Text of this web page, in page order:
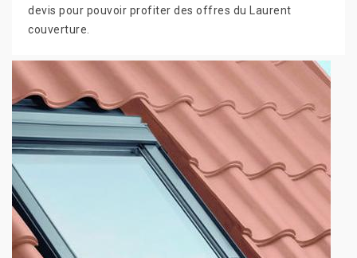
devis pour pouvoir profiter des offres du Laurent
couverture.